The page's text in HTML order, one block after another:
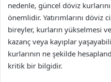
nedenle, güncel döviz
önemlidir. Yatırımlarını döviz
bireyler, kurların yükselmesi
kazanç veya kayıplar
kurlarının ne şekilde
kritik bir bilgidir.